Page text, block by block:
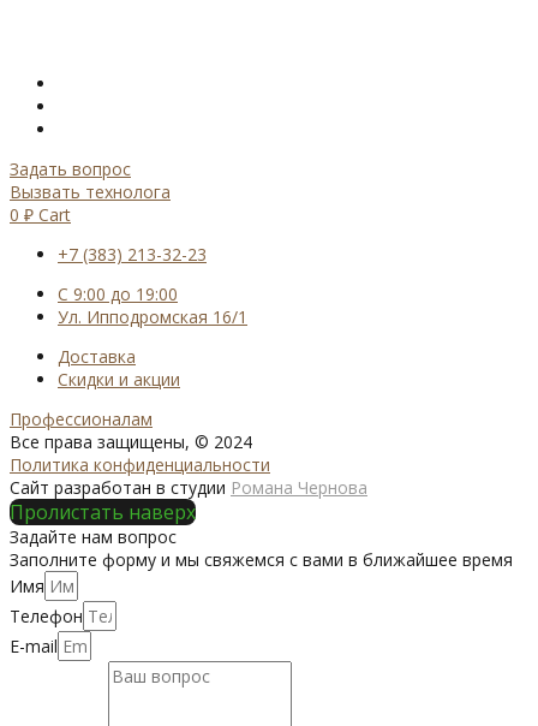
Задать вопрос
Вызвать технолога
0 ₽ Cart
+7 (383) 213-32-23
С 9:00 до 19:00
Ул. Ипподромская 16/1
Доставка
Скидки и акции
Профессионалам
Все права защищены, © 2024
Политика конфиденциальности
Сайт разработан в студии Романа Чернова
Пролистать наверх
Задайте нам вопрос
Заполните форму и мы свяжемся с вами в ближайшее время
Имя
Телефон
E-mail